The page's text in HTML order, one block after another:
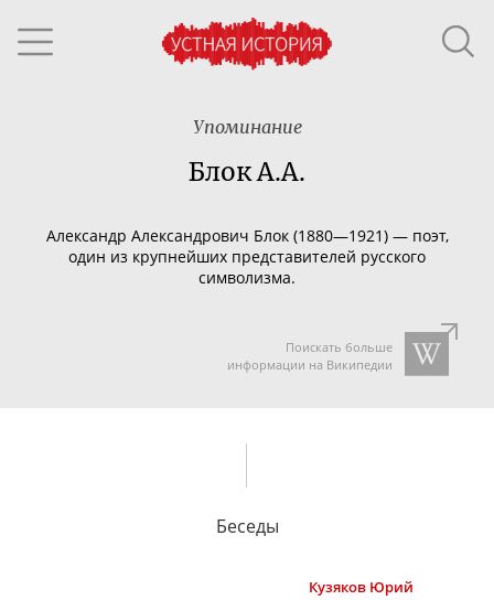
Упоминание
Блок А.А.
Александр Александрович Блок (1880—1921) — поэт,
один из крупнейших представителей русского
символизма.
Поискать больше
информации на Википедии
Беседы
Кузяков Юрий